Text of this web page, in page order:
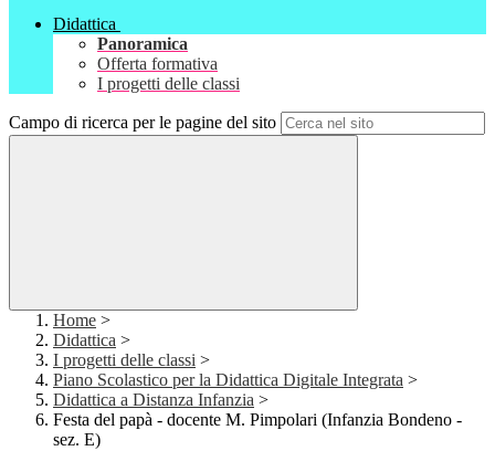
Didattica
Panoramica
Offerta formativa
I progetti delle classi
Campo di ricerca per le pagine del sito
Home >
Didattica >
I progetti delle classi >
Piano Scolastico per la Didattica Digitale Integrata >
Didattica a Distanza Infanzia >
Festa del papà - docente M. Pimpolari (Infanzia Bondeno -
sez. E)